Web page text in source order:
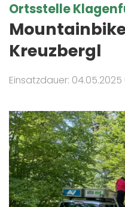
Ortsstelle
Kreuzbergl
Einsatzdauer: